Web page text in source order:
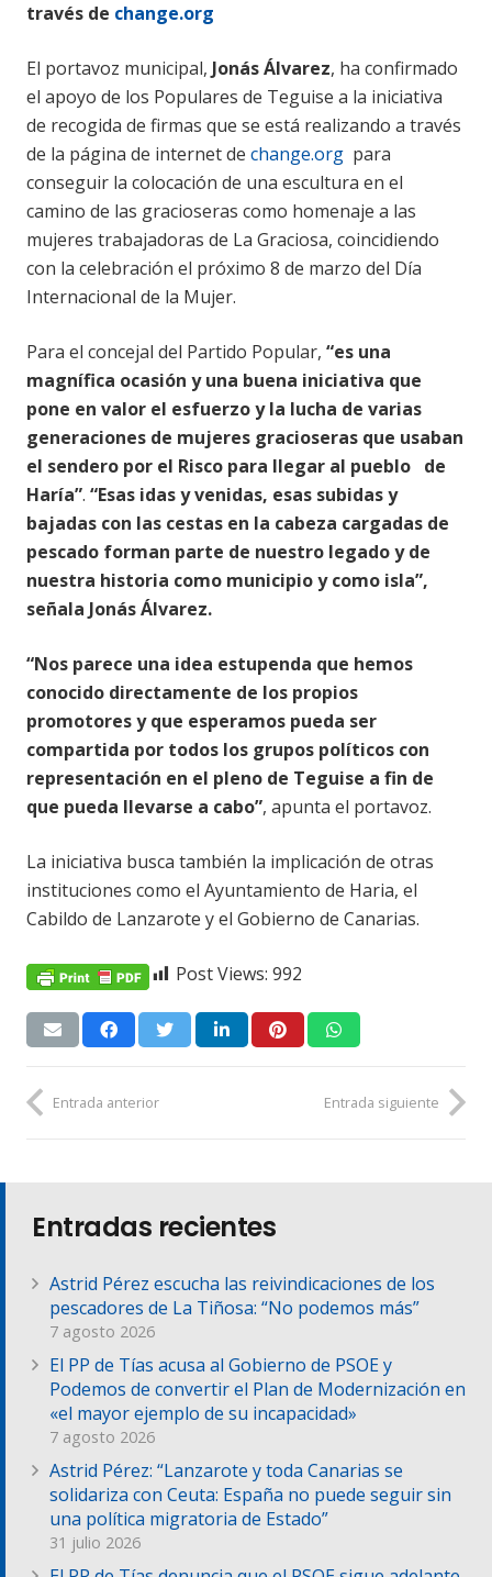
través de change.org
El portavoz municipal, Jonás Álvarez, ha confirmado
el apoyo de los Populares de Teguise a la iniciativa
de recogida de firmas que se está realizando a través
de la página de internet de change.org para
conseguir la colocación de una escultura en el
camino de las gracioseras como homenaje a las
mujeres trabajadoras de La Graciosa, coincidiendo
con la celebración el próximo 8 de marzo del Día
Internacional de la Mujer.
Para el concejal del Partido Popular, “es una
magnífica ocasión y una buena iniciativa que
pone en valor el esfuerzo y la lucha de varias
generaciones de mujeres gracioseras que usaban
el sendero por el Risco para llegar al pueblo de
Haría”. “Esas idas y venidas, esas subidas y
bajadas con las cestas en la cabeza cargadas de
pescado forman parte de nuestro legado y de
nuestra historia como municipio y como isla”,
señala Jonás Álvarez.
“Nos parece una idea estupenda que hemos
conocido directamente de los propios
promotores y que esperamos pueda ser
compartida por todos los grupos políticos con
representación en el pleno de Teguise a fin de
que pueda llevarse a cabo”, apunta el portavoz.
La iniciativa busca también la implicación de otras
instituciones como el Ayuntamiento de Haria, el
Cabildo de Lanzarote y el Gobierno de Canarias.
Post Views: 992
Entrada anterior Entrada siguiente
Entradas recientes
Astrid Pérez escucha las reivindicaciones de los
pescadores de La Tiñosa: “No podemos más”
7 agosto 2026
El PP de Tías acusa al Gobierno de PSOE y
Podemos de convertir el Plan de Modernización en
«el mayor ejemplo de su incapacidad»
7 agosto 2026
Astrid Pérez: “Lanzarote y toda Canarias se
solidariza con Ceuta: España no puede seguir sin
una política migratoria de Estado”
31 julio 2026